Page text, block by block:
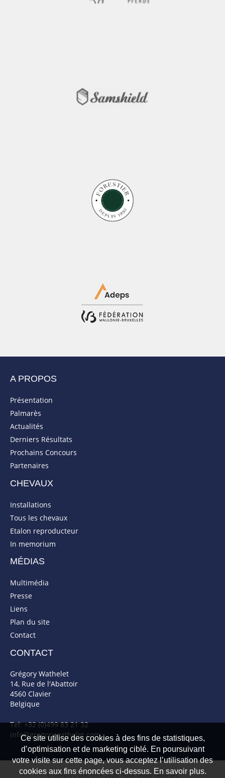
A PROPOS
Présentation
Palmarès
Actualités
Derniers Résultats
Prochains Concours
Partenaires
CHEVAUX
Installations
Tous les chevaux
Etalon reproducteur
In memorium
MÉDIAS
Multimédia
Presse
Liens
Plan du site
Contact
CONTACT
Grégory Wathelet
14, Rue de l'Abattoir
4560 Clavier
Belgique
Tel: +32 (0)499 83 21 32
info@gregorywathelet.com
© Gregory Wathelet 2026. Tous droits réservés
Ce site utilise des cookies à des fins de statistiques,
d’optimisation et de marketing ciblé. En poursuivant
votre visite sur cette page, vous acceptez l’utilisation des
cookies aux fins énoncées ci-dessus. En savoir plus.